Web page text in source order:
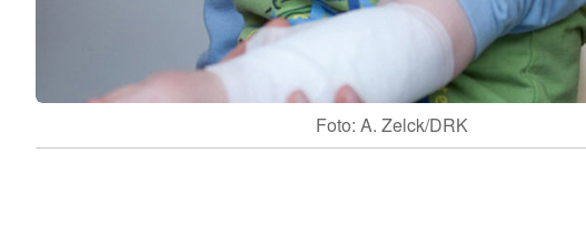
Foto: A. Zelck/DRK